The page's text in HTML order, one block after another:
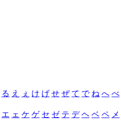
る え ぇ け げ せ ぜ て で ね へ べ
エ ェ ケ ゲ セ ゼ テ デ ヘ ベ ペ メ